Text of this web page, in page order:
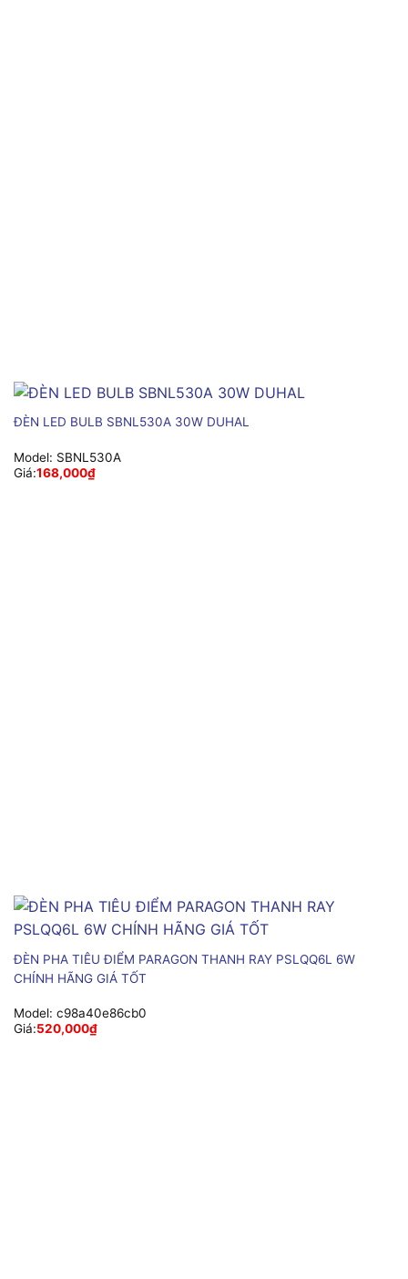
ĐÈN LED BULB SBNL530A 30W DUHAL
Model: SBNL530A
Giá:168,000₫
ĐÈN PHA TIÊU ĐIỂM PARAGON THANH RAY PSLQQ6L 6W
CHÍNH HÃNG GIÁ TỐT
Model: c98a40e86cb0
Giá:520,000₫